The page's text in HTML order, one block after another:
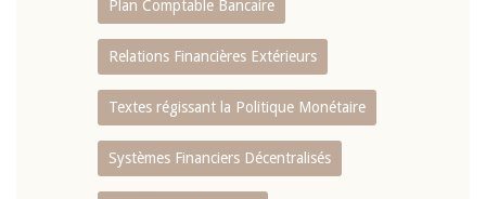
Plan Comptable Bancaire
Relations Financières Extérieurs
Textes régissant la Politique Monétaire
Systèmes Financiers Décentralisés